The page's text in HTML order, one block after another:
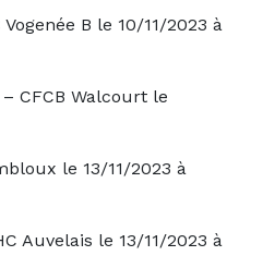
B le 10/11/2023 à
CFCB Walcourt le
le 13/11/2023 à
Auvelais le 13/11/2023 à